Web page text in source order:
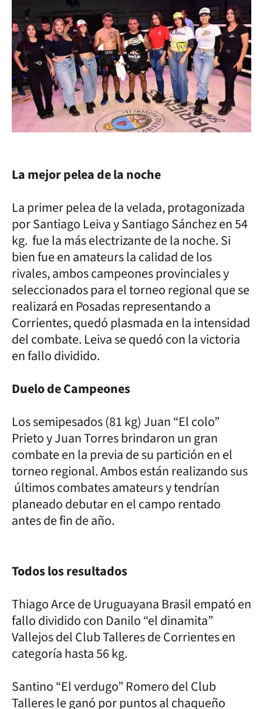
La mejor pelea de la noche
La primer pelea de la velada, protagonizada
por Santiago Leiva y Santiago Sánchez en 54
kg. fue la más electrizante de la noche. Si
bien fue en amateurs la calidad de los
rivales, ambos campeones provinciales y
seleccionados para el torneo regional que se
realizará en Posadas representando a
Corrientes, quedó plasmada en la intensidad
del combate. Leiva se quedó con la victoria
en fallo dividido.
Duelo de Campeones
Los semipesados (81 kg) Juan “El colo”
Prieto y Juan Torres brindaron un gran
combate en la previa de su partición en el
torneo regional. Ambos están realizando sus
últimos combates amateurs y tendrían
planeado debutar en el campo rentado
antes de fin de año.
Todos los resultados
Thiago Arce de Uruguayana Brasil empató en
fallo dividido con Danilo “el dinamita”
Vallejos del Club Talleres de Corrientes en
categoría hasta 56 kg.
Santino “El verdugo” Romero del Club
Talleres le ganó por puntos al chaqueño